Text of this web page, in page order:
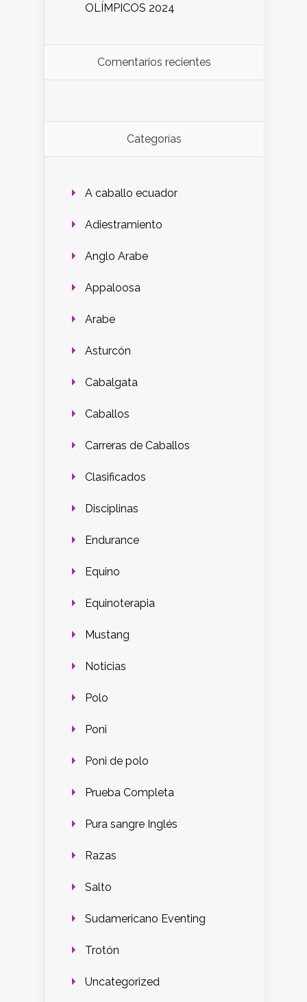
OLÍMPICOS 2024
Comentarios recientes
Categorías
A caballo ecuador
Adiestramiento
Anglo Arabe
Appaloosa
Arabe
Asturcón
Cabalgata
Caballos
Carreras de Caballos
Clasificados
Disciplinas
Endurance
Equino
Equinoterapia
Mustang
Noticias
Polo
Poni
Poni de polo
Prueba Completa
Pura sangre Inglés
Razas
Salto
Sudamericano Eventing
Trotón
Uncategorized